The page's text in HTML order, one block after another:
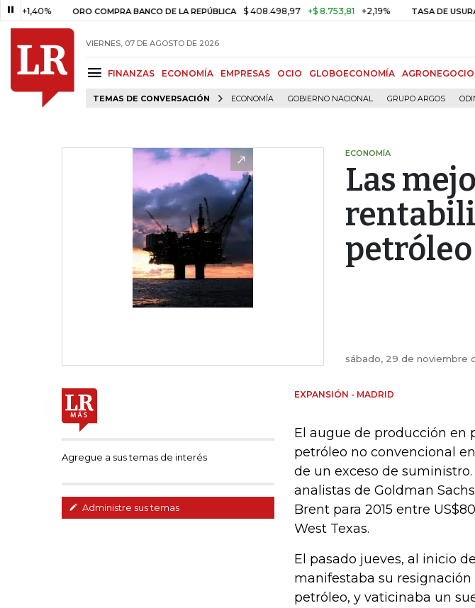
ORO COMPRA BANCO DE LA REPÚBLICA $ 408.498,97 +$ 8.753,81 +2,19% TASA DE USURA
VIERNES, 07 DE AGOSTO DE 2026
FINANZAS ECONOMÍA EMPRESAS OCIO GLOBOECONOMÍA
TEMAS DE CONVERSACIÓN ECONOMÍA GOBIERNO NACIONAL GRUPO ARGOS
ECONOMÍA
Las
petróleo
sábado, 29 de noviembre
Agregue a sus temas de interés
Administre sus temas
EXPANSIÓN - MADRID
El augue de producción en
petróleo no convencional
de un exceso de
analistas de Goldman
Brent para 2015 entre
West Texas.
El pasado jueves, al inicio
manifestaba su
petróleo, y vaticinaba un